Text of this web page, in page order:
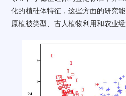
化的植硅体特征，这些方面的研究
原植被类型、古人植物利用和农业